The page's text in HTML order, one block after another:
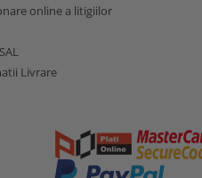
online a litigiilor
Livrare